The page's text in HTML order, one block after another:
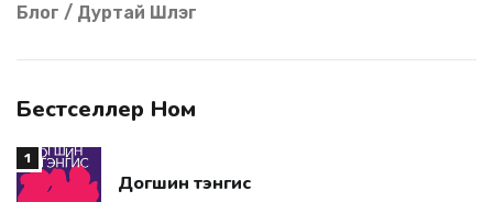
Блог / Дуртай Шүлэг
Бестселлер Ном
1
Догшин тэнгис